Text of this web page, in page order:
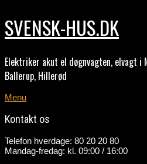
SVENSK-HUS.DK
Elektriker akut el døgnvagten, elvagt i
Ballerup, Hillerød
Menu
Kontakt os
Telefon hverdage: 80 20 20 80
Mandag-fredag: kl. 09:00 / 16:00